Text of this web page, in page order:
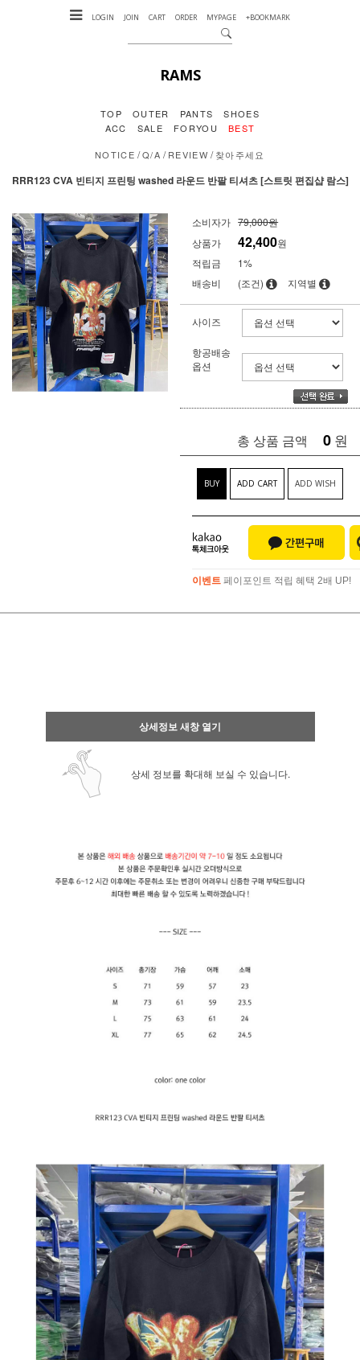
LOGIN JOIN CART ORDER MYPAGE +BOOKMARK
RAMS
TOP OUTER PANTS
SHOES
ACC
SALE FORYOU BEST
NOTICE /Q/A /REVIEW /찾아주세요
RRR123 CVA 빈티지 프린팅 washed 라운드 반팔 티셔츠 [스트릿 편집샵 람스]
소비자가 79,000원
상품가
42,400원
적립금
1%
배송비
(조건) 지역별
사이즈
항공배송
옵션
총 상품 금액 0 원
BUY ADD CART ADD WISH
이벤트 페이포인트 적립 혜택 2배 UP!
상세정보 새창 열기
상세 정보를 확대해 보실 수 있습니다.